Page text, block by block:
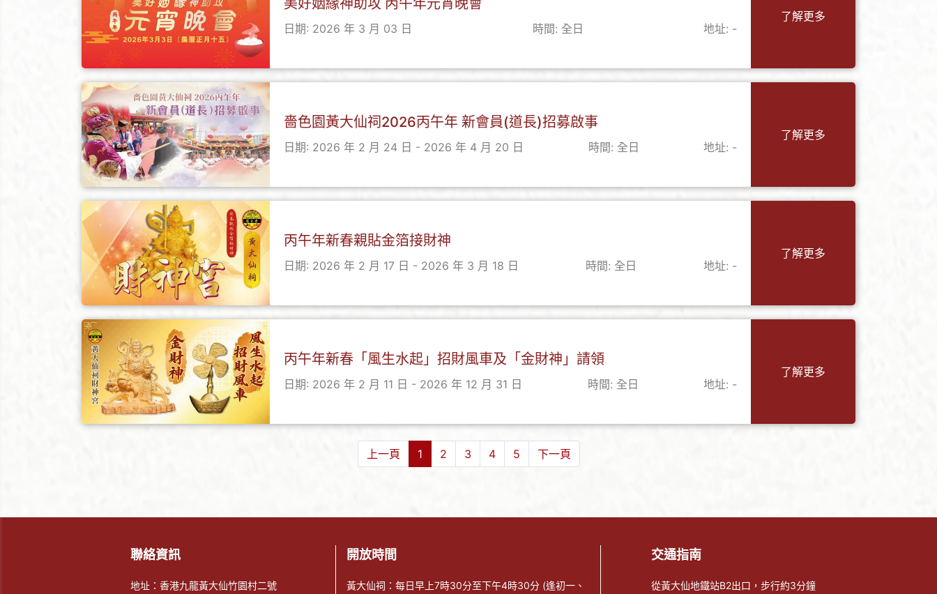
美好姻緣神助攻 丙午年元宵晚會
日期: 2026 年 3 月 03 日 時間: 全日 地址: -
了解更多
嗇色園黃大仙祠2026丙午年 新會員(道長)招募啟事
日期: 2026 年 2 月 24 日 - 2026 年 4 月 20 日 時間: 全日 地址: -
了解更多
丙午年新春親貼金箔接財神
日期: 2026 年 2 月 17 日 - 2026 年 3 月 18 日 時間: 全日 地址: -
了解更多
丙午年新春「風生水起」招財風車及「金財神」請領
日期: 2026 年 2 月 11 日 - 2026 年 12 月 31 日 時間: 全日 地址: -
了解更多
上一頁 1 2 3 4 5 下一頁
聯絡資訊
地址：香港九龍黃大仙竹園村二號
開放時間
黃大仙祠：每日早上7時30分至下午4時30分 (逢初一、
交通指南
從黃大仙地鐵站B2出口，步行約3分鐘